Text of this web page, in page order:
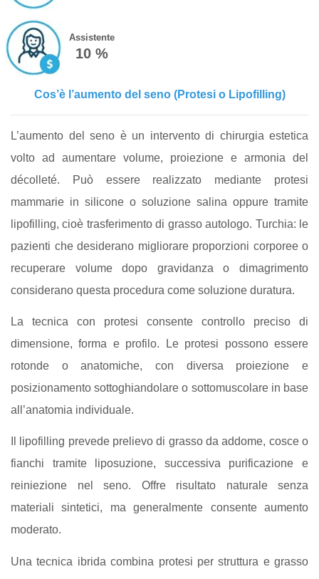
Assistente
10 %
Cos’è l’aumento del seno (Protesi o Lipofilling)
L’aumento del seno è un intervento di chirurgia estetica
volto ad aumentare volume, proiezione e armonia del
décolleté. Può essere realizzato mediante protesi
mammarie in silicone o soluzione salina oppure tramite
lipofilling, cioè trasferimento di grasso autologo. Turchia: le
pazienti che desiderano migliorare proporzioni corporee o
recuperare volume dopo gravidanza o dimagrimento
considerano questa procedura come soluzione duratura.
La tecnica con protesi consente controllo preciso di
dimensione, forma e profilo. Le protesi possono essere
rotonde o anatomiche, con diversa proiezione e
posizionamento sottoghiandolare o sottomuscolare in base
all’anatomia individuale.
Il lipofilling prevede prelievo di grasso da addome, cosce o
fianchi tramite liposuzione, successiva purificazione e
reiniezione nel seno. Offre risultato naturale senza
materiali sintetici, ma generalmente consente aumento
moderato.
Una tecnica ibrida combina protesi per struttura e grasso